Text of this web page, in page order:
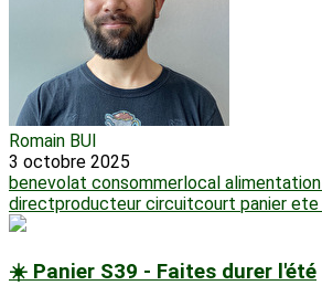
Romain BUI
3 octobre 2025
benevolat consommerlocal alimentation
directproducteur circuitcourt panier ete
☀️ Panier S39 - Faites durer l'été